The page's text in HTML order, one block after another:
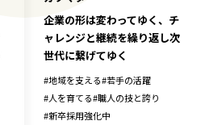
企業の形は変わってゆく、チ
ャレンジと継続を繰り返し次
世代に繋げてゆく
#地域を支える#若手の活躍
#人を育てる#職人の技と誇り
#新卒採用強化中